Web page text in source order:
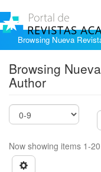
Browsing Nueva
Browsing
Author
Now showing items 1-